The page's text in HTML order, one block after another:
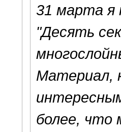
31 марта я
"Десять
Материал,
более, что